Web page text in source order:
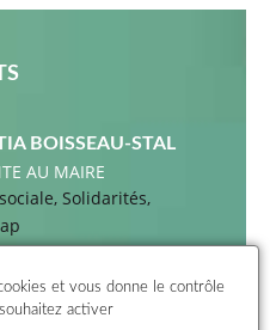
BOISSEAU-STAL
AU MAIRE
Solidarités,
du Conseil
du Val-d’Oise en
et vous donne le contrôle
activer